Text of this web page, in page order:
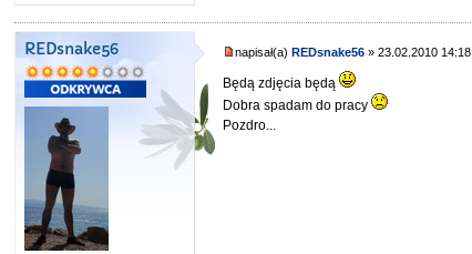
REDsnake56 napisał(a)REDsnake56 » 23.02.2010 14:18
Będą zdjęcia będą
Dobra spadam do pracy
Pozdro...